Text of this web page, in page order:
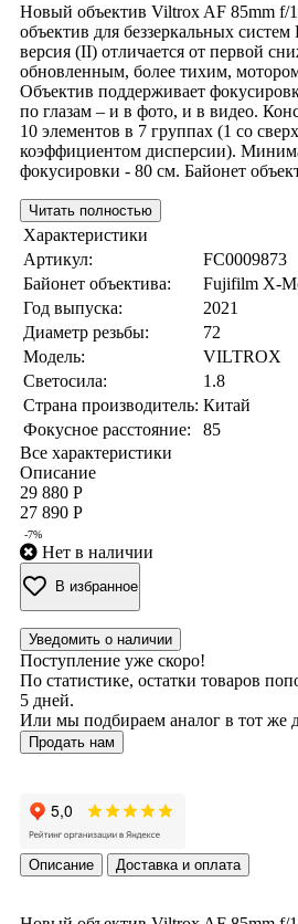
Новый объектив Viltrox AF 85mm f/
объектив для беззеркальных
версия (II) отличается от первой
обновленным, более тихим,
Объектив поддерживает
по глазам – и в фото, и в видео.
10 элементов в 7 группах (1 со
коэффициентом дисперсии).
фокусировки - 80 см. Байонет
Читать полностью
Характеристики
Артикул:
FC0009873
Байонет объектива:
Fujifilm X-
Год выпуска:
2021
Диаметр резьбы:
72
Модель:
VILTROX
Светосила:
1.8
Страна производитель: Китай
Фокусное расстояние:
85
Все характеристики
Описание
29 880 Р
27 890 Р
-7%
Нет в наличии
В избранное
Уведомить о наличии
Поступление уже скоро!
По статистике, остатки товаров
5 дней.
Или мы подбираем аналог в тот же
Продать нам
Описание Доставка и оплата